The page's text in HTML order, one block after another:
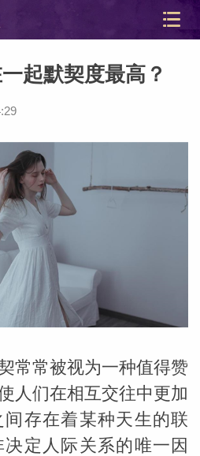
起默契度最高？
常常被视为一种值得赞
人们在相互交往中更加
存在着某种天生的联
定人际关系的唯一因